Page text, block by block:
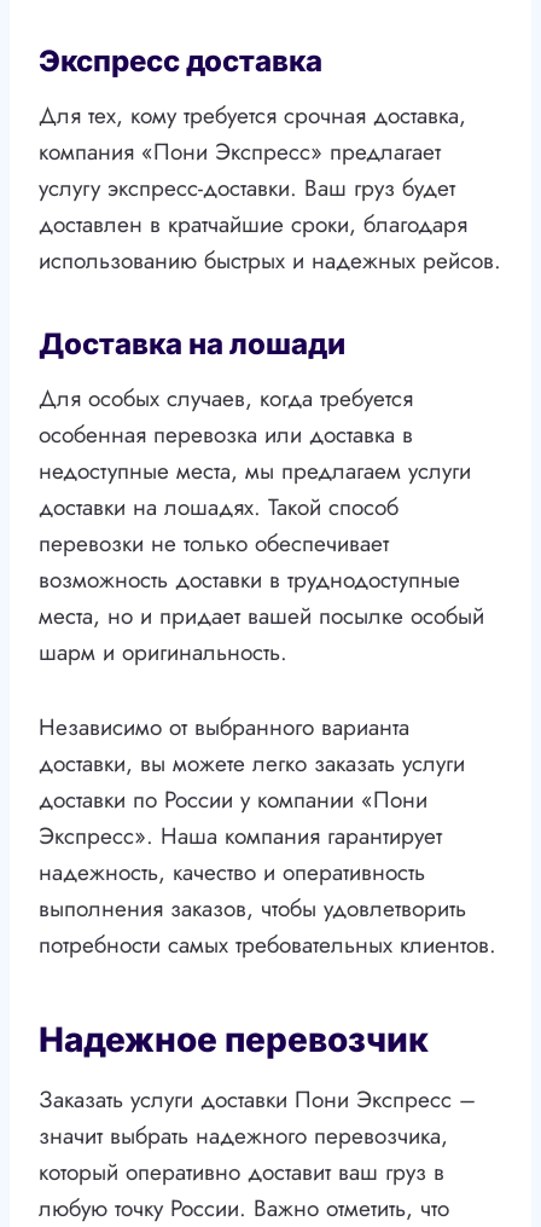
Экспресс доставка
Для тех, кому требуется срочная доставка,
компания «Пони Экспресс» предлагает
услугу экспресс-доставки. Ваш груз будет
доставлен в кратчайшие сроки, благодаря
использованию быстрых и надежных рейсов.
Доставка на лошади
Для особых случаев, когда требуется
особенная перевозка или доставка в
недоступные места, мы предлагаем услуги
доставки на лошадях. Такой способ
перевозки не только обеспечивает
возможность доставки в труднодоступные
места, но и придает вашей посылке особый
шарм и оригинальность.
Независимо от выбранного варианта
доставки, вы можете легко заказать услуги
доставки по России у компании «Пони
Экспресс». Наша компания гарантирует
надежность, качество и оперативность
выполнения заказов, чтобы удовлетворить
потребности самых требовательных клиентов.
Надежное перевозчик
Заказать услуги доставки Пони Экспресс –
значит выбрать надежного перевозчика,
который оперативно доставит ваш груз в
любую точку России. Важно отметить, что